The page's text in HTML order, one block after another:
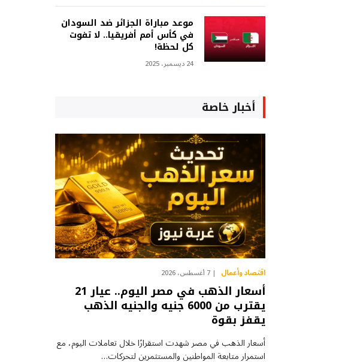
موعد مباراة الجزائر ضد السودان
في كأس أمم أفريقيا.. لا تفوت
كل لحظة!
24 ديسمبر، 2025
أخبار خاصة
اقتصاد وأعمال 7 أغسطس، 2026
أسعار الذهب في مصر اليوم.. عيار 21
يقترب من 6000 جنيه والجنيه الذهب
يقفز بقوة
أسعار الذهب في مصر شهدت استقرارًا خلال تعاملات اليوم، مع
استمرار متابعة المواطنين والمستثمرين لتحركات…